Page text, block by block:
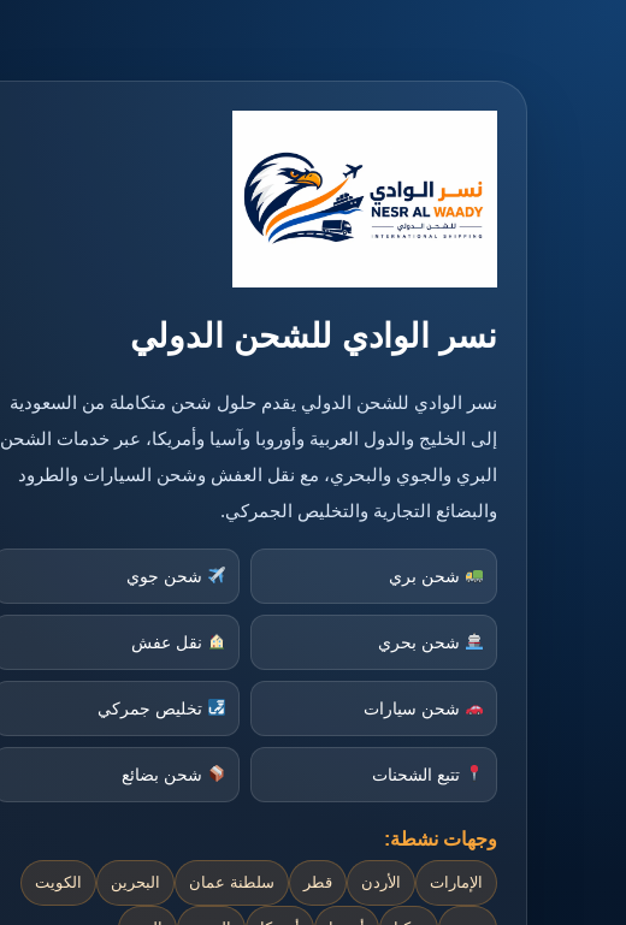
نسر الوادي للشحن الدولي
نسر الوادي للشحن الدولي يقدم حلول شحن متكاملة من السعودية
إلى الخليج والدول العربية وأوروبا وآسيا وأمريكا، عبر خدمات الشحن
البري والجوي والبحري، مع نقل العفش وشحن السيارات والطرود
والبضائع التجارية والتخليص الجمركي.
شحن بري شحن جوي
شحن بحري نقل عفش
شحن سيارات تخليص جمركي
تتبع الشحنات شحن بضائع
وجهات نشطة:
الإمارات الأردن قطر سلطنة عمان البحرين الكويت